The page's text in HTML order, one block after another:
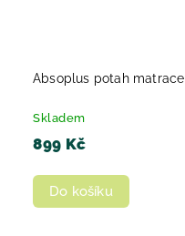
Absoplus potah matrace
Skladem
899 Kč
Do košíku